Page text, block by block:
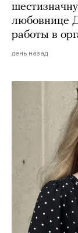
любовнице
работы в
день назад